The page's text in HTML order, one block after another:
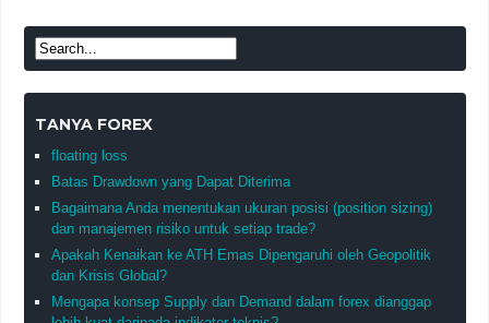
TANYA FOREX
floating loss
Batas Drawdown yang Dapat Diterima
Bagaimana Anda menentukan ukuran posisi (position sizing)
dan manajemen risiko untuk setiap trade?
Apakah Kenaikan ke ATH Emas Dipengaruhi oleh Geopolitik
dan Krisis Global?
Mengapa konsep Supply dan Demand dalam forex dianggap